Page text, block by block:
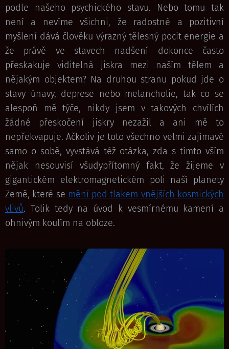
podle našeho psychického stavu. Nebo tomu tak
není a nevíme všichni, že radostné a pozitivní
myšlení dává člověku výrazný tělesný pocit energie a
že právě ve stavech nadšení dokonce často
přeskakuje viditelná jiskra mezi naším tělem a
nějakým objektem? Na druhou stranu pokud jde o
stavy únavy, deprese nebo melancholie, tak co se
alespoň mě týče, nikdy jsem v takových chvílích
žádné přeskočení jiskry nezažil a ani mě to
nepřekvapuje. Ačkoliv je toto všechno velmi zajímavé
samo o sobě, vyvstává též otázka, zda s tímto vším
nějak nesouvisí všudypřítomný fakt, že žijeme v
gigantickém elektromagnetickém poli naší planety
Země, které se mění pod tlakem vnějších kosmických
vlivů. Tolik tedy na úvod k vesmírnému kamení a
ohnivým koulím na obloze.